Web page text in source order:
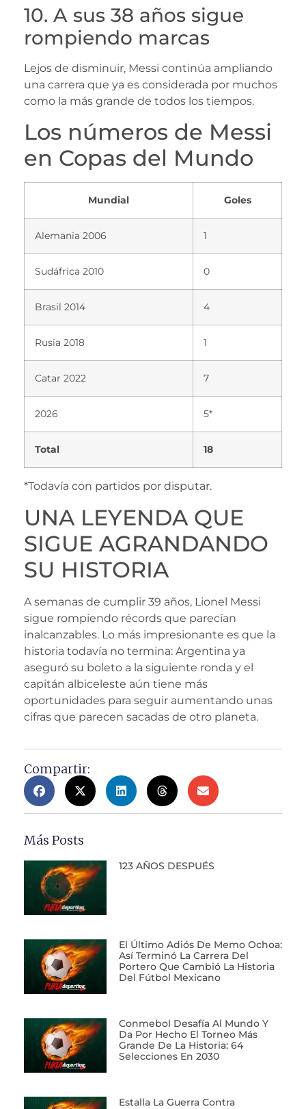
10. A sus 38 años sigue
rompiendo marcas
Lejos de disminuir, Messi continúa ampliando
una carrera que ya es considerada por muchos
como la más grande de todos los tiempos.
Los números de Messi
en Copas del Mundo
Mundial Goles
Alemania 2006 1
Sudáfrica 2010 0
Brasil 2014 4
Rusia 2018 1
Catar 2022 7
2026 5*
Total 18
*Todavía con partidos por disputar.
UNA LEYENDA QUE
SIGUE AGRANDANDO
SU HISTORIA
A semanas de cumplir 39 años, Lionel Messi
sigue rompiendo récords que parecían
inalcanzables. Lo más impresionante es que la
historia todavía no termina: Argentina ya
aseguró su boleto a la siguiente ronda y el
capitán albiceleste aún tiene más
oportunidades para seguir aumentando unas
cifras que parecen sacadas de otro planeta.
Compartir:
Más Posts
123 AÑOS DESPUÉS
El Último Adiós De Memo Ochoa:
Así Terminó La Carrera Del
Portero Que Cambió La Historia
Del Fútbol Mexicano
Conmebol Desafía Al Mundo Y
Da Por Hecho El Torneo Más
Grande De La Historia: 64
Selecciones En 2030
Estalla La Guerra Contra